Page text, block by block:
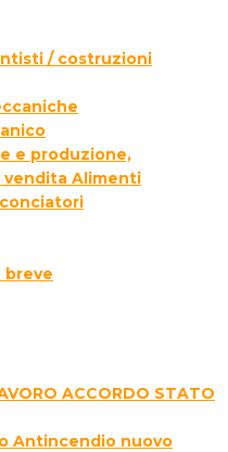
/ costruzioni
e produzione,
vendita Alimenti
ACCORDO STATO
Antincendio nuovo